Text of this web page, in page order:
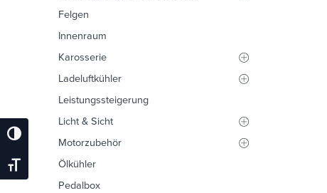
Umschalten Auf Hohe Kontraste
Schrift Vergrößern
Felgen
Innenraum
Karosserie
Ladeluftkühler
Leistungssteigerung
Licht & Sicht
Motorzubehör
Ölkühler
Pedalbox